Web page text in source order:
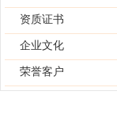
资质证书
企业文化
荣誉客户